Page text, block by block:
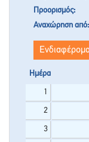
Προορισμός:
Αναχώρηση από:
Ημέρα
1
2
3